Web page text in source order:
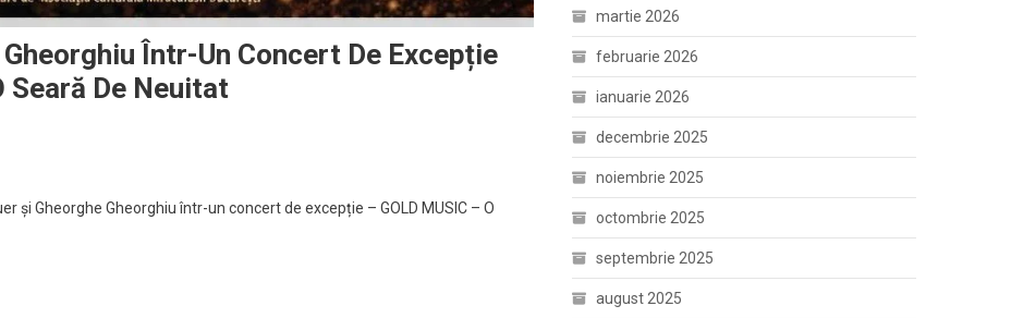
Într-Un Concert De Excepție
Seară De Neuitat
și Gheorghe Gheorghiu într-un concert de excepție – GOLD MUSIC – O
martie 2026
februarie 2026
ianuarie 2026
decembrie 2025
noiembrie 2025
octombrie 2025
septembrie 2025
august 2025